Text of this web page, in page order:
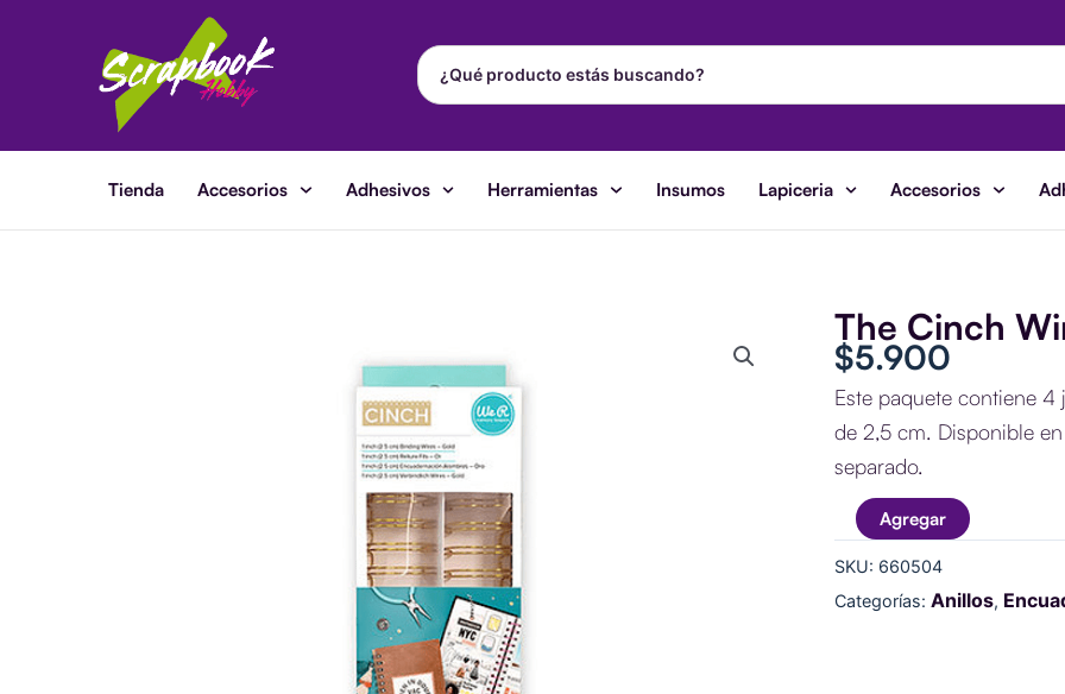
contenido
Tienda Accesorios Adhesivos Herramientas Insumos Lapiceria Accesorios
The Cinch
$5.900
Este paquete contiene
de 2,5 cm. Disponible
separado.
Agregar
SKU: 660504
Categorías: Anillos,